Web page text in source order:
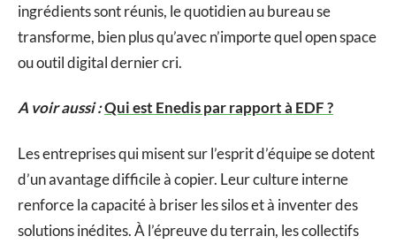
ingrédients sont réunis, le quotidien au bureau se
transforme, bien plus qu’avec n’importe quel open space
ou outil digital dernier cri.
A voir aussi :Qui est Enedis par rapport à EDF ?
Les entreprises qui misent sur l’esprit d’équipe se dotent
d’un avantage difficile à copier. Leur culture interne
renforce la capacité à briser les silos et à inventer des
solutions inédites. À l’épreuve du terrain, les collectifs